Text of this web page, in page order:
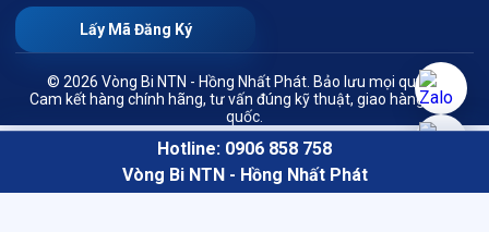
Hotline: 0906 858 758
Vòng Bi NTN - Hồng Nhất Phát
Lấy Mã Đăng Ký
© 2026 Vòng Bi NTN - Hồng Nhất Phát. Bảo lưu mọi quyền.
Cam kết hàng chính hãng, tư vấn đúng kỹ thuật, giao hàng toàn
quốc.